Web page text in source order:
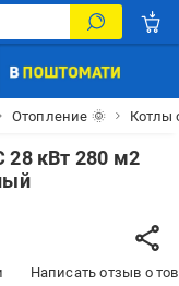
Отопление 🌞 Котлы
28 кВт 280 м2
Написать отзыв о